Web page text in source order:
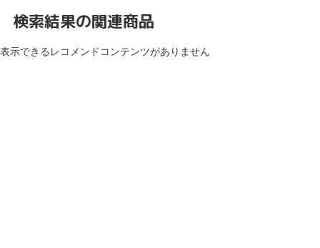
検索結果の関連商品
表示できるレコメンドコンテンツがありません